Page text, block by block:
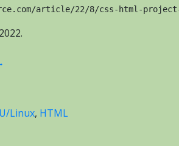
article/22/8/css-html-project-
Linux, HTML